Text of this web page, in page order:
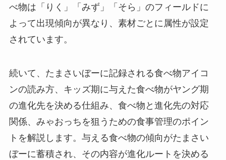
べ物は「りく」「みず」「そら」のフィールドに
よって出現傾向が異なり、素材ごとに属性が設定
されています。
続いて、たまさいぼーに記録される食べ物アイコ
ンの読み方、キッズ期に与えた食べ物がヤング期
の進化先を決める仕組み、食べ物と進化先の対応
関係、みゃおっちを狙うための食事管理のポイン
トを解説します。与える食べ物の傾向がたまさい
ぼーに蓄積され、その内容が進化ルートを決める